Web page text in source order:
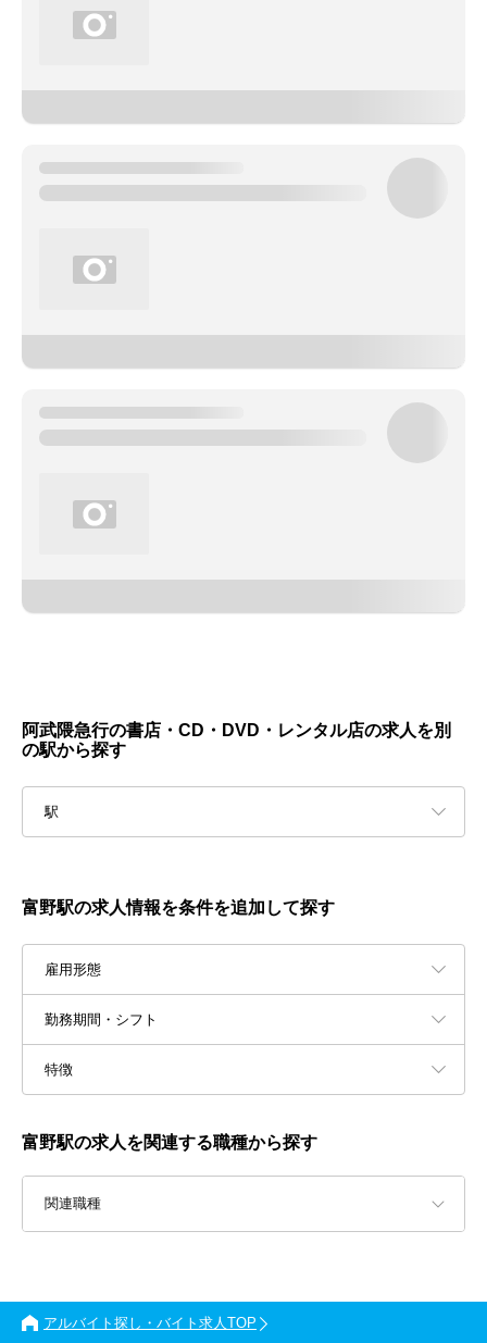
阿武隈急行の書店・CD・DVD・レンタル店の求人を別
の駅から探す
駅
富野駅の求人情報を条件を追加して探す
雇用形態
勤務期間・シフト
特徴
富野駅の求人を関連する職種から探す
関連職種
アルバイト探し・バイト求人TOP